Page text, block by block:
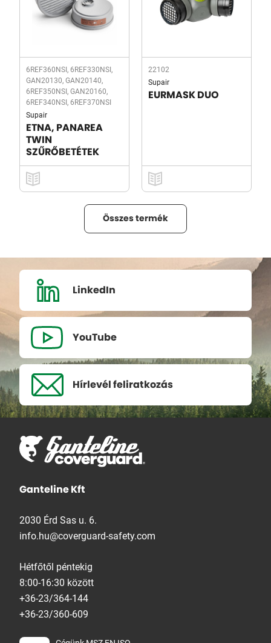
6REF360NSI, 6REF330NSI,
GAN20130, GAN20140,
6REF350NSI, GAN20160,
6REF340NSI, 6REF370NSI
Supair
ETNA, PANAREA
TWIN
SZŰRŐBETÉTEK
22102
Supair
EURMASK DUO
Összes termék
LinkedIn
YouTube
Hírlevél feliratkozás
Ganteline Kft
2030 Érd Sas u. 6.
info.hu@coverguard-safety.com
Hétfőtől péntekig
8:00-16:30 között
+36-23/364-144
+36-23/360-609